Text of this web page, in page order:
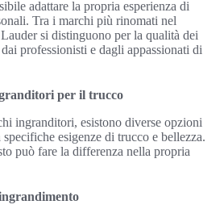
adattare la propria esperienza di
Tra i marchi più rinomati nel
si distinguono per la qualità dei
professionisti e dagli appassionati di
per il trucco
ingranditori, esistono diverse opzioni
esigenze di trucco e bellezza.
può fare la differenza nella propria